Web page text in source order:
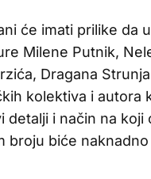
će imati prilike da
Milene Putnik,
Dragana
kolektiva i autora
detalji i način na
broju biće